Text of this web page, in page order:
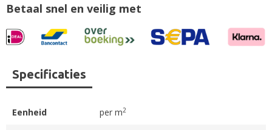
Betaal snel en veilig met
Specificaties
Eenheid per m2